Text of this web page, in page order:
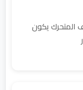
يكون